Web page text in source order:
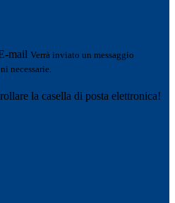
mail Verrà inviato un messaggio
necessarie.
la casella di posta elettronica!